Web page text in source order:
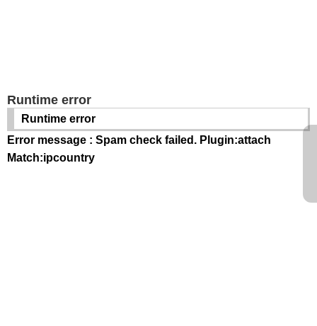
Runtime error
Runtime error
Error message : Spam check failed. Plugin:attach
Match:ipcountry